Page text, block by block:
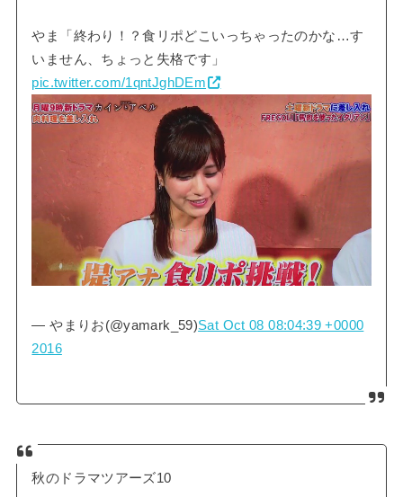
やま「終わり！？食リポどこいっちゃったのかな…す
いません、ちょっと失格です」
pic.twitter.com/1qntJghDEm
— やまりお(@yamark_59)Sat Oct 08 08:04:39 +0000
2016
秋のドラマツアーズ10